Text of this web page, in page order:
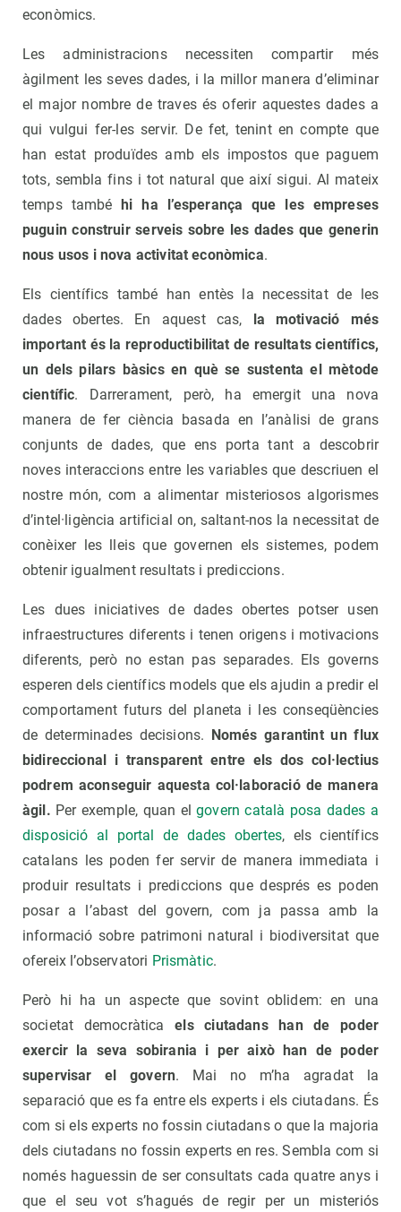
econòmics.
Les administracions necessiten compartir més
àgilment les seves dades, i la millor manera d’eliminar
el major nombre de traves és oferir aquestes dades a
qui vulgui fer-les servir. De fet, tenint en compte que
han estat produïdes amb els impostos que paguem
tots, sembla fins i tot natural que així sigui. Al mateix
temps també
hi ha l’esperança que les empreses
puguin construir serveis sobre les dades que generin
nous usos i nova activitat econòmica.
Els científics també han entès la necessitat de les
dades obertes. En aquest cas, la motivació més
important és la reproductibilitat de resultats científics,
un dels pilars bàsics en què se sustenta el mètode
científic. Darrerament, però, ha emergit una nova
manera de fer ciència basada en l’anàlisi de grans
conjunts de dades, que ens porta tant a descobrir
noves interaccions entre les variables que descriuen el
nostre món, com a alimentar misteriosos algorismes
d’intel·ligència artificial on, saltant-nos la necessitat de
conèixer les lleis que governen els sistemes, podem
obtenir igualment resultats i prediccions.
Les dues iniciatives de dades obertes potser usen
infraestructures diferents i tenen origens i motivacions
diferents, però no estan pas separades. Els governs
esperen dels científics models que els ajudin a predir el
comportament futurs del planeta i les conseqüències
de determinades decisions.
Només garantint un flux
bidireccional i transparent entre els dos col·lectius
podrem aconseguir aquesta col·laboració de manera
àgil. Per exemple, quan elgovern català posa dades a
disposició al portal de dades obertes, els científics
catalans les poden fer servir de manera immediata i
produir resultats i prediccions que després es poden
posar a l’abast del govern, com ja passa amb la
informació sobre patrimoni natural i biodiversitat que
ofereix l’observatori Prismàtic.
Però hi ha un aspecte que sovint oblidem: en una
societat democràticaels ciutadans han de poder
exercir la seva sobirania i per això han de poder
supervisar el govern. Mai no m’ha agradat la
separació que es fa entre els experts i els ciutadans. És
com si els experts no fossin ciutadans o que la majoria
dels ciutadans no fossin experts en res. Sembla com si
només haguessin de ser consultats cada quatre anys i
que el seu vot s’hagués de regir per un misteriós